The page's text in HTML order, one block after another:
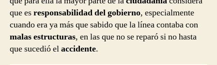
que esresponsabilidad del gobierno, especialmente
cuando era ya más que sabido que la línea contaba con
malas estructuras, en las que no se reparó si no hasta
que sucedió elaccidente.